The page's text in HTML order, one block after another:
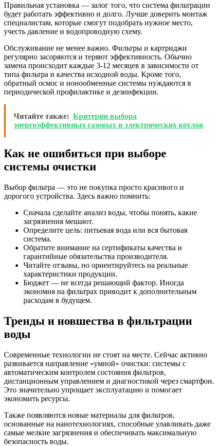
Правильная установка — залог того, что система фильтрации
будет работать эффективно и долго. Лучше доверить монтаж
специалистам, которые смогут подобрать нужное место,
учесть давление и водопроводную схему.
Обслуживание не менее важно. Фильтры и картриджи
регулярно засоряются и теряют эффективность. Обычно
замена происходит каждые 3-12 месяцев в зависимости от
типа фильтра и качества исходной воды. Кроме того,
обратный осмос и ионообменные системы нуждаются в
периодической профилактике и дезинфекции.
Читайте также: Критерии выбора
энергоэффективных газовых и электрических котлов
Как не ошибиться при выборе
системы очистки
Выбор фильтра — это не покупка просто красивого и
дорогого устройства. Здесь важно помнить:
Сначала сделайте анализ воды, чтобы понять, какие
загрязнения мешают.
Определите цель: питьевая вода или вся бытовая
система.
Обратите внимание на сертификаты качества и
гарантийные обязательства производителя.
Читайте отзывы, но ориентируйтесь на реальные
характеристики продукции.
Бюджет — не всегда решающий фактор. Иногда
экономия на фильтрах приводит к дополнительным
расходам в будущем.
Тренды и новшества в фильтрации
воды
Современные технологии не стоят на месте. Сейчас активно
развивается направление «умной» очистки: системы с
автоматическим контролем состояния фильтров,
дистанционным управлением и диагностикой через смартфон.
Это значительно упрощает эксплуатацию и помогает
экономить ресурсы.
Также появляются новые материалы для фильтров,
основанные на нанотехнологиях, способные улавливать даже
самые мелкие загрязнения и обеспечивать максимальную
безопасность воды.